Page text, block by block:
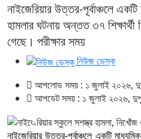
নাইজেরিয়ার উত্তর-পূর্বাঞ্চলে
হামলার ঘটনায় অন্তত ৩৭
গেছে। পরীক্ষার সময়
নিউজ ডেস্ক
আপলোড সময় : ১ জুলাই ২০২৬,
আপডেট সময় : ১ জুলাই ২০২৬,
নাইজেরিয়ার উত্তর-পূর্বাঞ্চলে একটি